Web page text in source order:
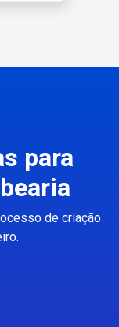
para
de criação